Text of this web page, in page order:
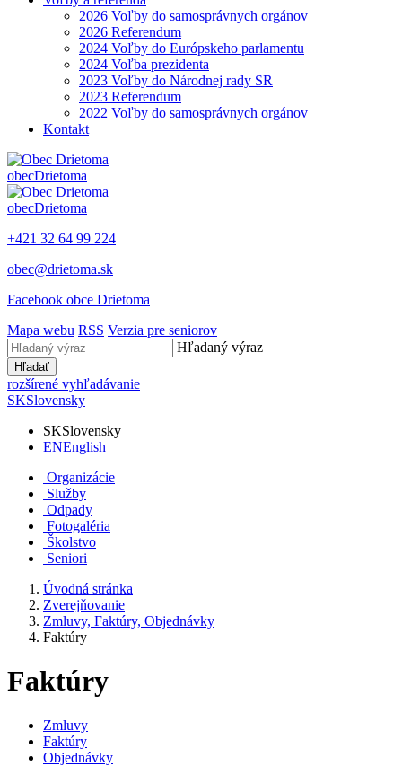
2026 Voľby do samosprávnych orgánov
2026 Referendum
2024 Voľby do Európskeho parlamentu
2024 Voľba prezidenta
2023 Voľby do Národnej rady SR
2023 Referendum
2022 Voľby do samosprávnych orgánov
Kontakt
obecDrietoma
obecDrietoma
+421 32 64 99 224
obec@drietoma.sk
Facebook obce Drietoma
Mapa webu RSS Verzia pre seniorov
Hľadaný výraz
Hľadať
rozšírené vyhľadávanie
SKSlovensky
SKSlovensky
ENEnglish
Organizácie
Služby
Odpady
Fotogaléria
Školstvo
Seniori
Úvodná stránka
Zverejňovanie
Zmluvy, Faktúry, Objednávky
Faktúry
Faktúry
Zmluvy
Faktúry
Objednávky